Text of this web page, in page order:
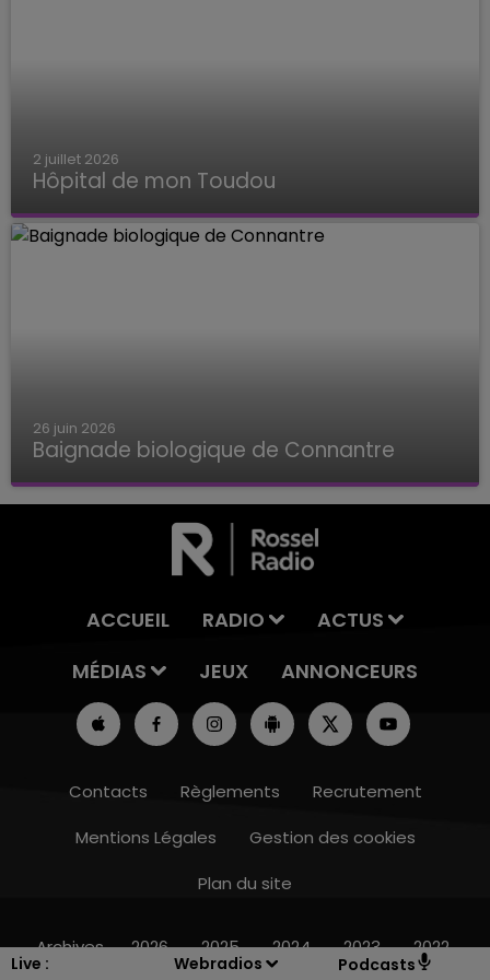
Live :
Webradios Podcasts
2 juillet 2026
Hôpital de mon Toudou
Hôpital de mon Toudou
26 juin 2026
Baignade biologique de Connantre
Baignade biologique de Connantre
ACCUEIL RADIO
ACTUS
MÉDIAS
JEUX ANNONCEURS
Contacts Règlements
Recrutement
Mentions Légales
Gestion des cookies
Plan du site
Archives 2026 2025 2024 2023 2022